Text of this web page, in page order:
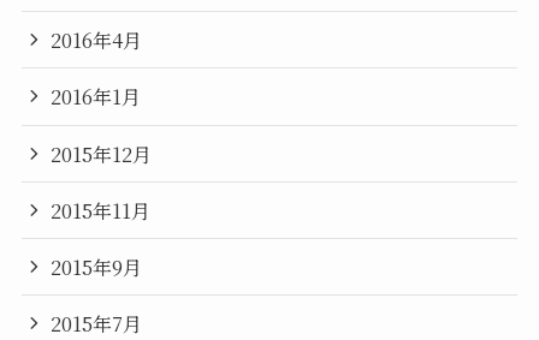
2016年4月
2016年1月
2015年12月
2015年11月
2015年9月
2015年7月